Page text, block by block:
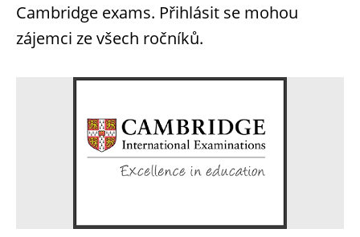
Cambridge exams. Přihlásit se mohou
zájemci ze všech ročníků.